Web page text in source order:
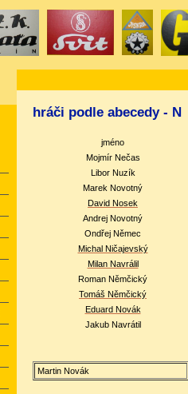
hráči podle abecedy - N
jméno
Mojmír Nečas
Libor Nuzík
Marek Novotný
David Nosek
Andrej Novotný
Ondřej Němec
Michal Ničajevský
Milan Navrálil
Roman Němčický
Tomáš Němčický
Eduard Novák
Jakub Navrátil
Martin Novák